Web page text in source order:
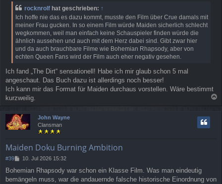
i
t
r
a
g
rocknrolf hat geschrieben: ↑
Ich hoffe nie das es dazu kommt, musste den Film über Crue damals mit
meiner Frau gucken. In so einem Film würde Maiden sicherlich schlecht
wegkommen, weil man einfach keine Schauspieler finden würde die
ähnlich aussehen und auch mit dem Herz dabei sind. Gibt zwar hier
und da auch brauchbare Filme wie Bohemian Rhapsody, aber von
echten Queen Fans wird der Film auch eher negativ gesehen.
Ich fand „The Dirt“ sensationell! Habe ich mir glaub schon 5 mal
angeschaut. Das Buch dazu ist allerdings noch besser!
Ich kann mir das Format für Maiden durchaus vorstellen. Wäre bestimmt
kurzweilig.
John Wayne
Clansman
Maiden Doku Burning Ambition
#39
B
i
t
10. Jul 2026 15:32
Bohemian Rhapsody war schon ein Klasse Film. Was man eindeutig
bemängeln muss, war die andauernde falsche historische Einordnung von